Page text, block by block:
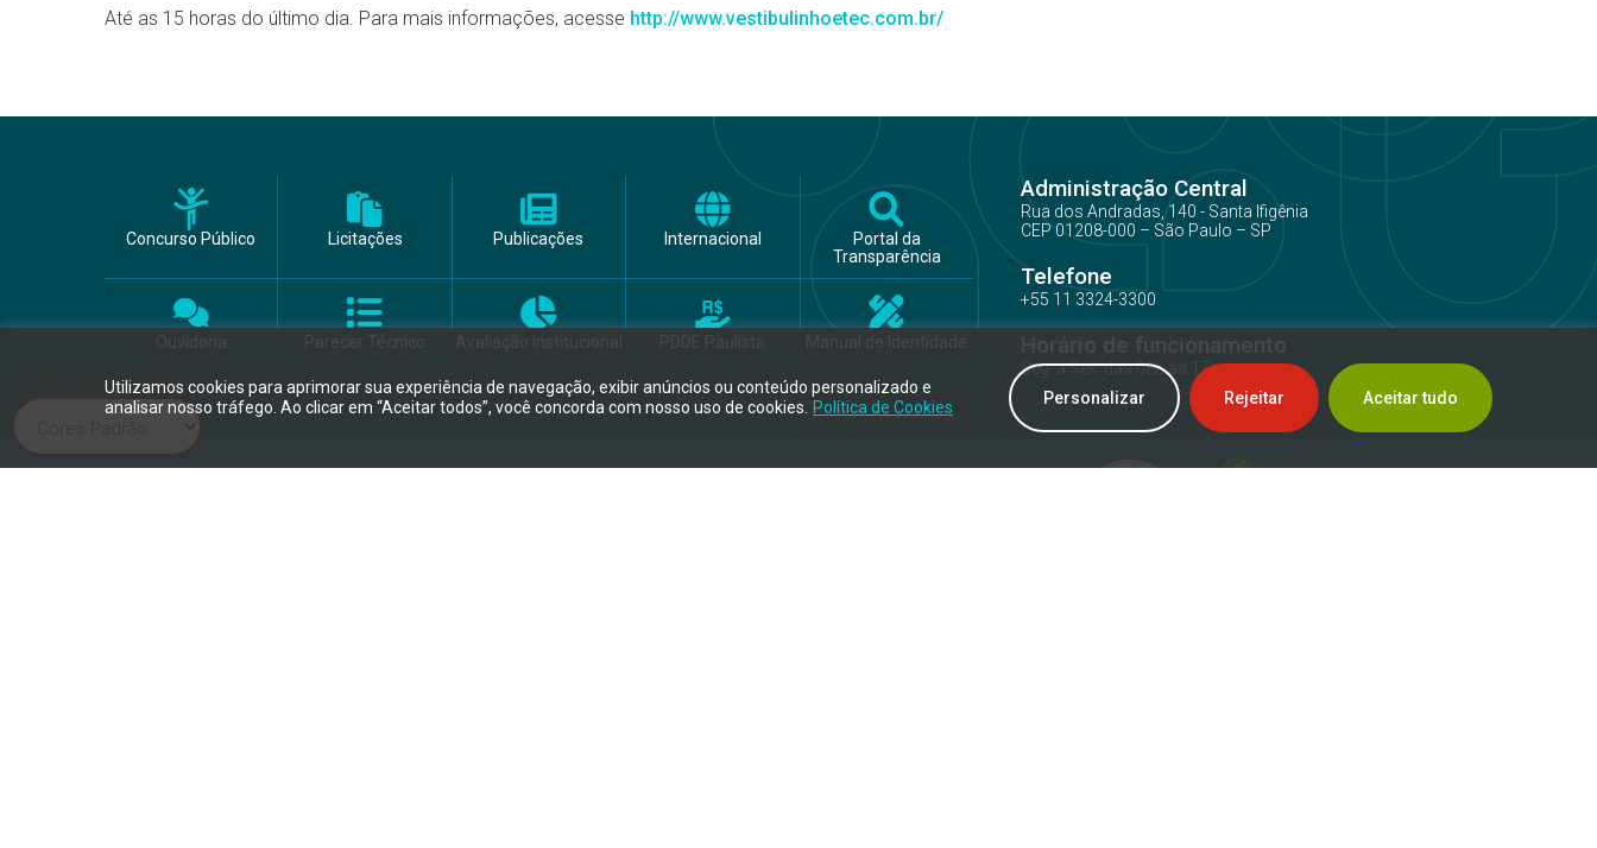
Utilizamos cookies para aprimorar sua experiência de navegação, exibir anúncios ou conteúdo personalizado e
analisar nosso tráfego. Ao clicar em “Aceitar todos”, você concorda com nosso uso de cookies.
Política de Cookies Personalizar Rejeitar Aceitar tudo
FILTRO DE DALTONISMO
Até as 15 horas do último dia. Para mais informações, acesse http://www.vestibulinhoetec.com.br/
Concurso Público Licitações Publicações Internacional
Portal da
Transparência
Ouvidoria Parecer Técnico Avaliação Institucional PDDE Paulista Manual de Identidade
Administração Central
Rua dos Andradas, 140 - Santa Ifigênia
CEP 01208-000 – São Paulo – SP
Telefone
+55 11 3324-3300
Horário de funcionamento
Seg. a Sex. das 08h às 17h